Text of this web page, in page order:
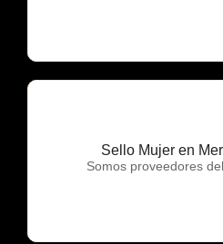
Sello Mujer en
Somos proveedores
OTP